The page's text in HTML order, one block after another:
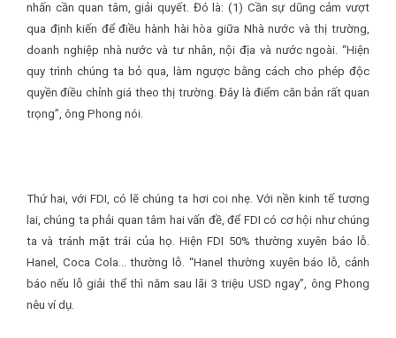
nhấn cần quan tâm, giải quyết. Đó là: (1) Cần sự dũng cảm vượt
qua định kiến để điều hành hài hòa giữa Nhà nước và thị trường,
doanh nghiệp nhà nước và tư nhân, nội địa và nước ngoài. “Hiện
quy trình chúng ta bỏ qua, làm ngược bằng cách cho phép độc
quyền điều chỉnh giá theo thị trường. Đây là điểm căn bản rất quan
trọng”, ông Phong nói.
Thứ hai, với FDI, có lẽ chúng ta hơi coi nhẹ. Với nền kinh tế tương
lai, chúng ta phải quan tâm hai vấn đề, để FDI có cơ hội như chúng
ta và tránh mặt trái của họ. Hiện FDI 50% thường xuyên báo lỗ.
Hanel, Coca Cola… thường lỗ. “Hanel thường xuyên báo lỗ, cảnh
báo nếu lỗ giải thể thì năm sau lãi 3 triệu USD ngay”, ông Phong
nêu ví dụ.